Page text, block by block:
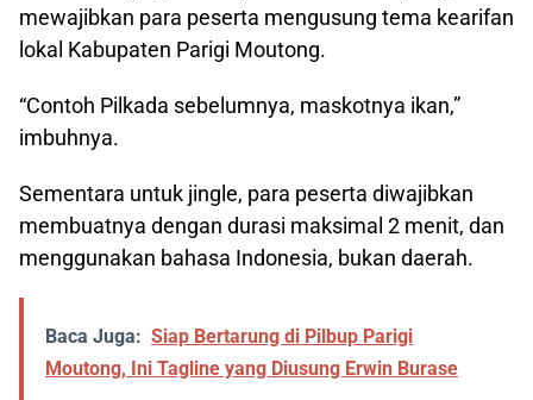
mewajibkan para peserta mengusung tema kearifan
lokal Kabupaten Parigi Moutong.
“Contoh Pilkada sebelumnya, maskotnya ikan,”
imbuhnya.
Sementara untuk jingle, para peserta diwajibkan
membuatnya dengan durasi maksimal 2 menit, dan
menggunakan bahasa Indonesia, bukan daerah.
Baca Juga: Siap Bertarung di Pilbup Parigi
Moutong, Ini Tagline yang Diusung Erwin Burase